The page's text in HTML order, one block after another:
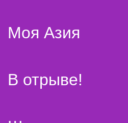
Моя Азия
В отрыве!